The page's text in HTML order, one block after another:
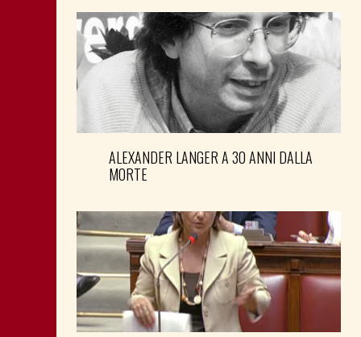
ALEXANDER LANGER A 30 ANNI DALLA
MORTE